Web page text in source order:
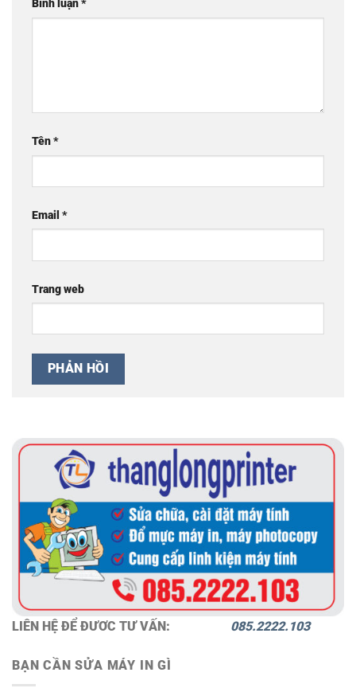
Bình luận*
Tên*
Email *
Trang web
LIÊN HỆ ĐỂ ĐƯƠC TƯ VẤN: 085.2222.103
BẠN CẦN SỬA MÁY IN GÌ